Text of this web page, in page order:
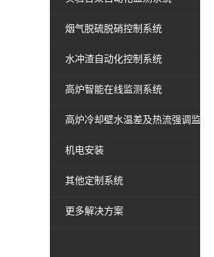
烟气脱硫脱硝控制系统
水冲渣自动化控制系统
高炉智能在线监测系统
高炉冷却壁水温差及热流强调监测
机电安装
其他定制系统
更多解决方案